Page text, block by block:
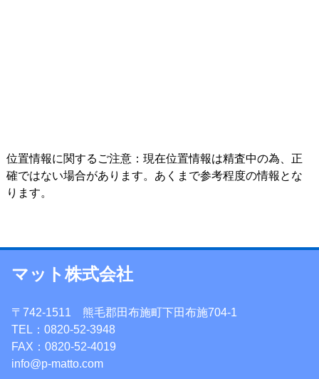
位置情報に関するご注意：現在位置情報は精査中の為、正
確ではない場合があります。あくまで参考程度の情報とな
ります。
マット株式会社
〒742-1511 熊毛郡田布施町下田布施704-1
TEL：0820-52-3948
FAX：0820-52-4019
info@p-matto.com